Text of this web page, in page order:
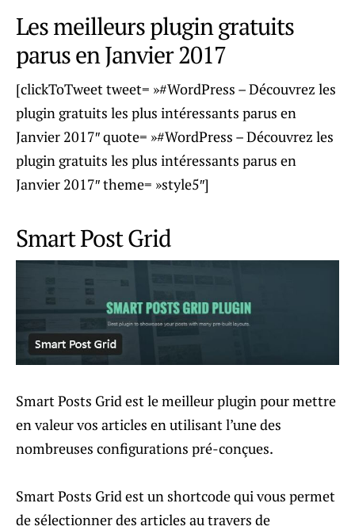
Les meilleurs plugin gratuits
parus en Janvier 2017
[clickToTweet tweet= »#WordPress – Découvrez les
plugin gratuits les plus intéressants parus en
Janvier 2017″ quote= »#WordPress – Découvrez les
plugin gratuits les plus intéressants parus en
Janvier 2017″ theme= »style5″]
Smart Post Grid
Smart Posts Grid est le meilleur plugin pour mettre
en valeur vos articles en utilisant l’une des
nombreuses configurations pré-conçues.
Smart Posts Grid est un shortcode qui vous permet
de sélectionner des articles au travers de